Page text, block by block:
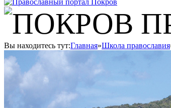
Вы находитесь тут:Главная»Школа православия